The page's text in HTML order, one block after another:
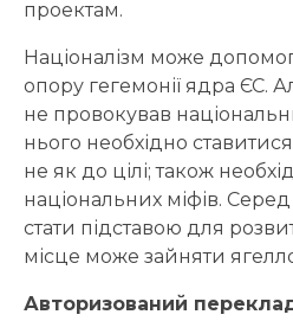
проектам.
Націоналізм може
опору гегемонії ядра ЄС.
не провокував
нього необхідно
не як до цілі; також
національних міфів.
стати підставою для
місце може зайняти
Авторизований